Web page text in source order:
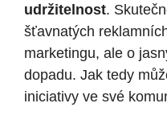
udržitelnost.
šťavnatých
marketingu, ale o
dopadu. Jak tedy
iniciativy ve své